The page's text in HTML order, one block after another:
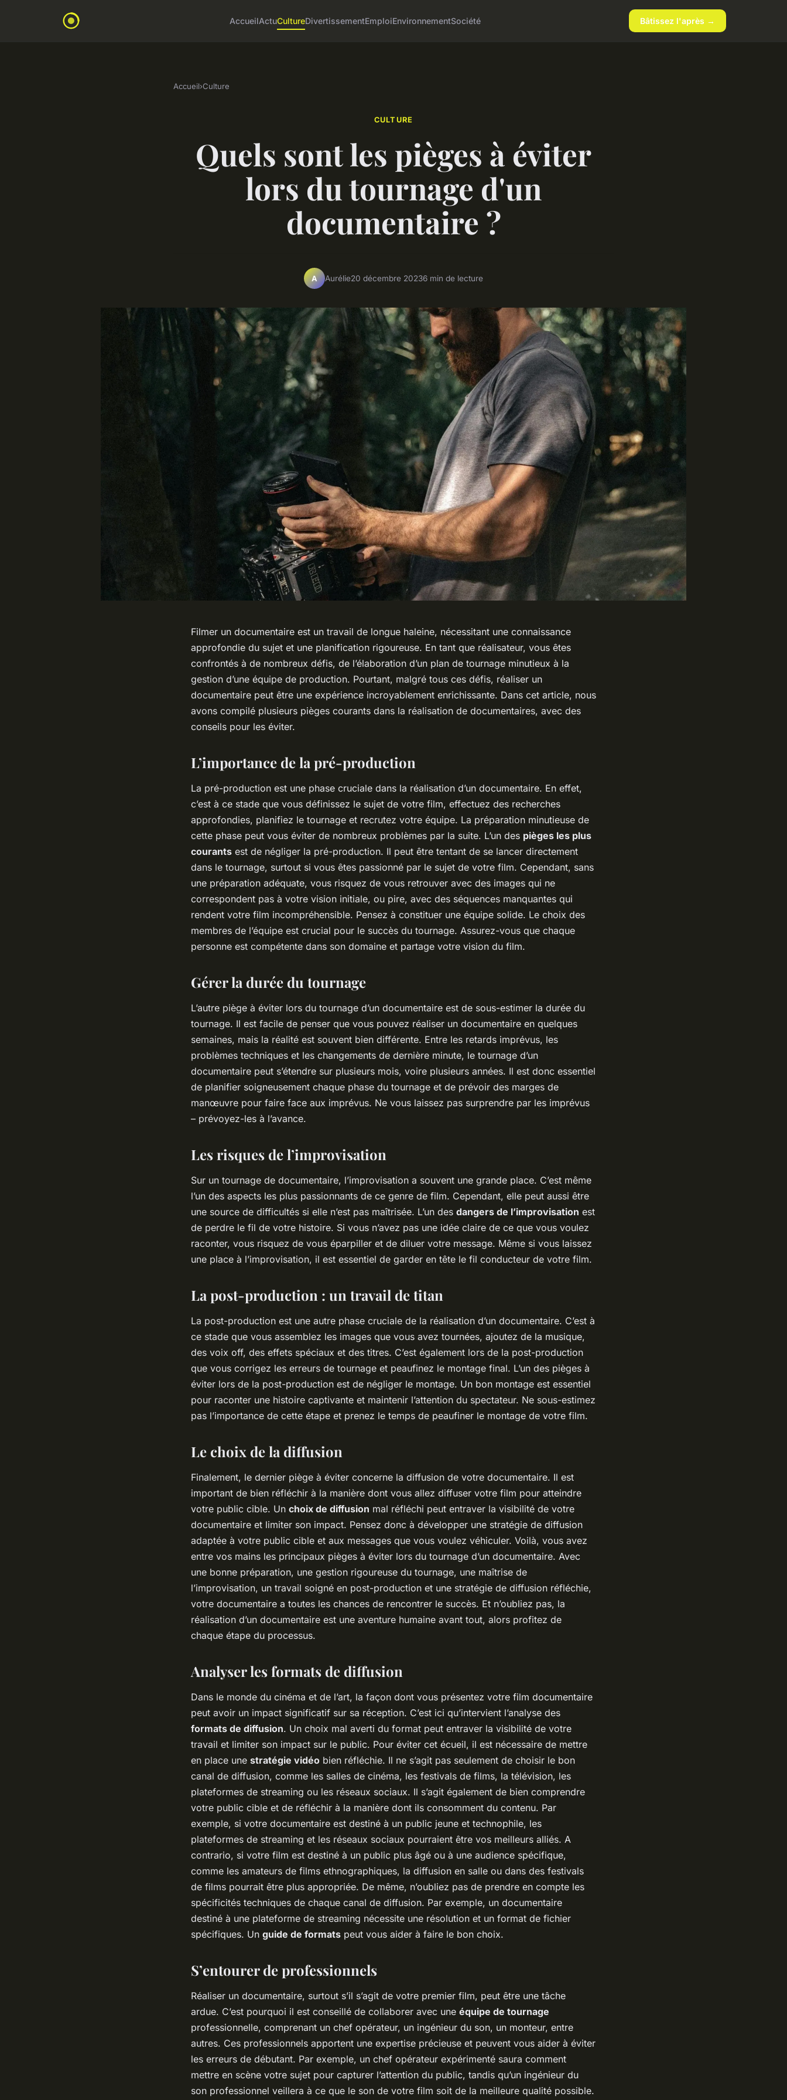
AccueilActuCultureDivertissementEmploiEnvironnementSociété Bâtissez l'après →
Accueil›Culture
CULTURE
Quels sont les pièges à éviter
lors du tournage d'un
documentaire ?
A Aurélie20 décembre 20236 min de lecture
Filmer un documentaire est un travail de longue haleine, nécessitant une connaissance
approfondie du sujet et une planification rigoureuse. En tant que réalisateur, vous êtes
confrontés à de nombreux défis, de l’élaboration d’un plan de tournage minutieux à la
gestion d’une équipe de production. Pourtant, malgré tous ces défis, réaliser un
documentaire peut être une expérience incroyablement enrichissante. Dans cet article, nous
avons compilé plusieurs pièges courants dans la réalisation de documentaires, avec des
conseils pour les éviter.
L’importance de la pré-production
La pré-production est une phase cruciale dans la réalisation d’un documentaire. En effet,
c’est à ce stade que vous définissez le sujet de votre film, effectuez des recherches
approfondies, planifiez le tournage et recrutez votre équipe. La préparation minutieuse de
cette phase peut vous éviter de nombreux problèmes par la suite. L’un des pièges les plus
courants est de négliger la pré-production. Il peut être tentant de se lancer directement
dans le tournage, surtout si vous êtes passionné par le sujet de votre film. Cependant, sans
une préparation adéquate, vous risquez de vous retrouver avec des images qui ne
correspondent pas à votre vision initiale, ou pire, avec des séquences manquantes qui
rendent votre film incompréhensible. Pensez à constituer une équipe solide. Le choix des
membres de l’équipe est crucial pour le succès du tournage. Assurez-vous que chaque
personne est compétente dans son domaine et partage votre vision du film.
Gérer la durée du tournage
L’autre piège à éviter lors du tournage d’un documentaire est de sous-estimer la durée du
tournage. Il est facile de penser que vous pouvez réaliser un documentaire en quelques
semaines, mais la réalité est souvent bien différente. Entre les retards imprévus, les
problèmes techniques et les changements de dernière minute, le tournage d’un
documentaire peut s’étendre sur plusieurs mois, voire plusieurs années. Il est donc essentiel
de planifier soigneusement chaque phase du tournage et de prévoir des marges de
manœuvre pour faire face aux imprévus. Ne vous laissez pas surprendre par les imprévus
– prévoyez-les à l’avance.
Les risques de l’improvisation
Sur un tournage de documentaire, l’improvisation a souvent une grande place. C’est même
l’un des aspects les plus passionnants de ce genre de film. Cependant, elle peut aussi être
une source de difficultés si elle n’est pas maîtrisée. L’un des dangers de l’improvisation est
de perdre le fil de votre histoire. Si vous n’avez pas une idée claire de ce que vous voulez
raconter, vous risquez de vous éparpiller et de diluer votre message. Même si vous laissez
une place à l’improvisation, il est essentiel de garder en tête le fil conducteur de votre film.
La post-production : un travail de titan
La post-production est une autre phase cruciale de la réalisation d’un documentaire. C’est à
ce stade que vous assemblez les images que vous avez tournées, ajoutez de la musique,
des voix off, des effets spéciaux et des titres. C’est également lors de la post-production
que vous corrigez les erreurs de tournage et peaufinez le montage final. L’un des pièges à
éviter lors de la post-production est de négliger le montage. Un bon montage est essentiel
pour raconter une histoire captivante et maintenir l’attention du spectateur. Ne sous-estimez
pas l’importance de cette étape et prenez le temps de peaufiner le montage de votre film.
Le choix de la diffusion
Finalement, le dernier piège à éviter concerne la diffusion de votre documentaire. Il est
important de bien réfléchir à la manière dont vous allez diffuser votre film pour atteindre
votre public cible. Un choix de diffusion mal réfléchi peut entraver la visibilité de votre
documentaire et limiter son impact. Pensez donc à développer une stratégie de diffusion
adaptée à votre public cible et aux messages que vous voulez véhiculer. Voilà, vous avez
entre vos mains les principaux pièges à éviter lors du tournage d’un documentaire. Avec
une bonne préparation, une gestion rigoureuse du tournage, une maîtrise de
l’improvisation, un travail soigné en post-production et une stratégie de diffusion réfléchie,
votre documentaire a toutes les chances de rencontrer le succès. Et n’oubliez pas, la
réalisation d’un documentaire est une aventure humaine avant tout, alors profitez de
chaque étape du processus.
Analyser les formats de diffusion
Dans le monde du cinéma et de l’art, la façon dont vous présentez votre film documentaire
peut avoir un impact significatif sur sa réception. C’est ici qu’intervient l’analyse des
formats de diffusion. Un choix mal averti du format peut entraver la visibilité de votre
travail et limiter son impact sur le public. Pour éviter cet écueil, il est nécessaire de mettre
en place une stratégie vidéo bien réfléchie. Il ne s’agit pas seulement de choisir le bon
canal de diffusion, comme les salles de cinéma, les festivals de films, la télévision, les
plateformes de streaming ou les réseaux sociaux. Il s’agit également de bien comprendre
votre public cible et de réfléchir à la manière dont ils consomment du contenu. Par
exemple, si votre documentaire est destiné à un public jeune et technophile, les
plateformes de streaming et les réseaux sociaux pourraient être vos meilleurs alliés. A
contrario, si votre film est destiné à un public plus âgé ou à une audience spécifique,
comme les amateurs de films ethnographiques, la diffusion en salle ou dans des festivals
de films pourrait être plus appropriée. De même, n’oubliez pas de prendre en compte les
spécificités techniques de chaque canal de diffusion. Par exemple, un documentaire
destiné à une plateforme de streaming nécessite une résolution et un format de fichier
spécifiques. Un guide de formats peut vous aider à faire le bon choix.
S’entourer de professionnels
Réaliser un documentaire, surtout s’il s’agit de votre premier film, peut être une tâche
ardue. C’est pourquoi il est conseillé de collaborer avec une équipe de tournage
professionnelle, comprenant un chef opérateur, un ingénieur du son, un monteur, entre
autres. Ces professionnels apportent une expertise précieuse et peuvent vous aider à éviter
les erreurs de débutant. Par exemple, un chef opérateur expérimenté saura comment
mettre en scène votre sujet pour capturer l’attention du public, tandis qu’un ingénieur du
son professionnel veillera à ce que le son de votre film soit de la meilleure qualité possible.